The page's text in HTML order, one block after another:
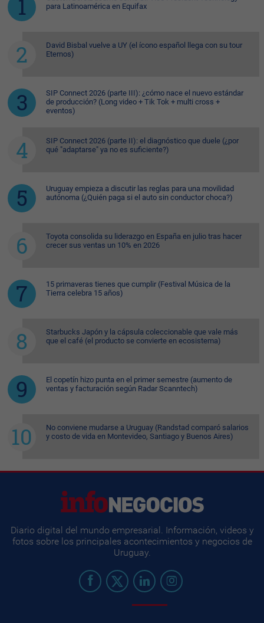
para Latinoamérica en Equifax
David Bisbal vuelve a UY (el ícono español llega con su tour
Eternos)
SIP Connect 2026 (parte III): ¿cómo nace el nuevo estándar
de producción? (Long video + Tik Tok + multi cross +
eventos)
SIP Connect 2026 (parte II): el diagnóstico que duele (¿por
qué "adaptarse" ya no es suficiente?)
Uruguay empieza a discutir las reglas para una movilidad
autónoma (¿Quién paga si el auto sin conductor choca?)
Toyota consolida su liderazgo en España en julio tras hacer
crecer sus ventas un 10% en 2026
15 primaveras tienes que cumplir (Festival Música de la
Tierra celebra 15 años)
Starbucks Japón y la cápsula coleccionable que vale más
que el café (el producto se convierte en ecosistema)
El copetín hizo punta en el primer semestre (aumento de
ventas y facturación según Radar Scanntech)
No conviene mudarse a Uruguay (Randstad comparó salarios
y costo de vida en Montevideo, Santiago y Buenos Aires)
Diario digital del mundo empresarial. Información, videos y
fotos sobre los principales acontecimientos y negocios de
Uruguay.